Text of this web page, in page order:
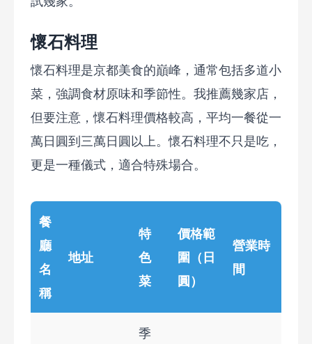
懷石料理
懷石料理是京都美食的巔峰，通常包括多道小
菜，強調食材原味和季節性。我推薦幾家店，
但要注意，懷石料理價格較高，平均一餐從一
萬日圓到三萬日圓以上。懷石料理不只是吃，
更是一種儀式，適合特殊場合。
餐
廳
名
稱
地址
特
色
菜
價格範
圍（日
圓）
營業時
間
季